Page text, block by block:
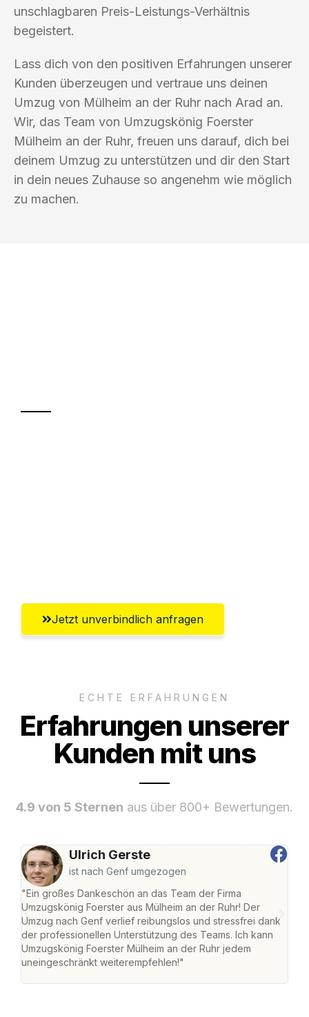
unschlagbaren Preis-Leistungs-Verhältnis
begeistert.
Lass dich von den positiven Erfahrungen unserer
Kunden überzeugen und vertraue uns deinen
Umzug von Mülheim an der Ruhr nach Arad an.
Wir, das Team von Umzugskönig Foerster
Mülheim an der Ruhr, freuen uns darauf, dich bei
deinem Umzug zu unterstützen und dir den Start
in dein neues Zuhause so angenehm wie möglich
zu machen.
Jetzt unverbindlich anfragen
ECHTE ERFAHRUNGEN
Erfahrungen unserer
Kunden mit uns
4.9 von 5 Sternen aus über 800+ Bewertungen.
Ulrich Gerste
ist nach Genf umgezogen
"Ein großes Dankeschön an das Team der Firma
Umzugskönig Foerster aus Mülheim an der Ruhr! Der
Umzug nach Genf verlief reibungslos und stressfrei dank
der professionellen Unterstützung des Teams. Ich kann
Umzugskönig Foerster Mülheim an der Ruhr jedem
uneingeschränkt weiterempfehlen!"